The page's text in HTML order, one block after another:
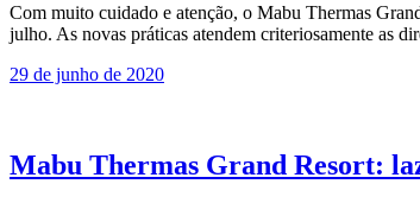
Com muito cuidado e atenção, o Mabu Thermas
julho. As novas práticas atendem criteriosamente as
29 de junho de 2020
Mabu Thermas Grand Resort: